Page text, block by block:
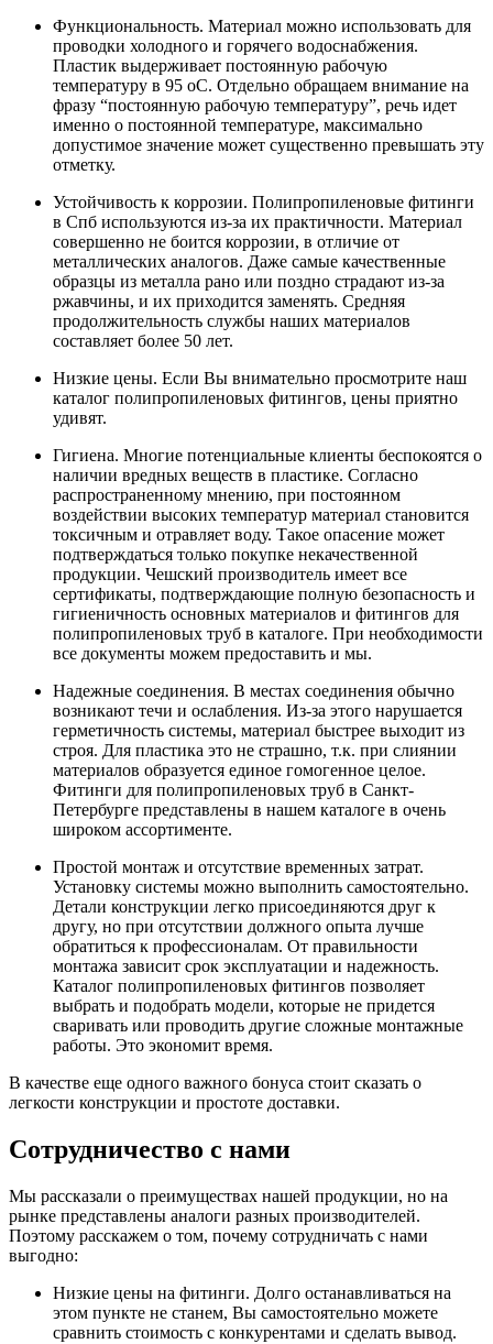
Функциональность. Материал можно использовать для
проводки холодного и горячего водоснабжения.
Пластик выдерживает постоянную рабочую
температуру в 95 оС. Отдельно обращаем внимание на
фразу “постоянную рабочую температуру”, речь идет
именно о постоянной температуре, максимально
допустимое значение может существенно превышать эту
отметку.
Устойчивость к коррозии. Полипропиленовые фитинги
в Спб используются из-за их практичности. Материал
совершенно не боится коррозии, в отличие от
металлических аналогов. Даже самые качественные
образцы из металла рано или поздно страдают из-за
ржавчины, и их приходится заменять. Средняя
продолжительность службы наших материалов
составляет более 50 лет.
Низкие цены. Если Вы внимательно просмотрите наш
каталог полипропиленовых фитингов, цены приятно
удивят.
Гигиена. Многие потенциальные клиенты беспокоятся о
наличии вредных веществ в пластике. Согласно
распространенному мнению, при постоянном
воздействии высоких температур материал становится
токсичным и отравляет воду. Такое опасение может
подтверждаться только покупке некачественной
продукции. Чешский производитель имеет все
сертификаты, подтверждающие полную безопасность и
гигиеничность основных материалов и фитингов для
полипропиленовых труб в каталоге. При необходимости
все документы можем предоставить и мы.
Надежные соединения. В местах соединения обычно
возникают течи и ослабления. Из-за этого нарушается
герметичность системы, материал быстрее выходит из
строя. Для пластика это не страшно, т.к. при слиянии
материалов образуется единое гомогенное целое.
Фитинги для полипропиленовых труб в Санкт-
Петербурге представлены в нашем каталоге в очень
широком ассортименте.
Простой монтаж и отсутствие временных затрат.
Установку системы можно выполнить самостоятельно.
Детали конструкции легко присоединяются друг к
другу, но при отсутствии должного опыта лучше
обратиться к профессионалам. От правильности
монтажа зависит срок эксплуатации и надежность.
Каталог полипропиленовых фитингов позволяет
выбрать и подобрать модели, которые не придется
сваривать или проводить другие сложные монтажные
работы. Это экономит время.
В качестве еще одного важного бонуса стоит сказать о
легкости конструкции и простоте доставки.
Сотрудничество с нами
Мы рассказали о преимуществах нашей продукции, но на
рынке представлены аналоги разных производителей.
Поэтому расскажем о том, почему сотрудничать с нами
выгодно:
Низкие цены на фитинги. Долго останавливаться на
этом пункте не станем, Вы самостоятельно можете
сравнить стоимость с конкурентами и сделать вывод.